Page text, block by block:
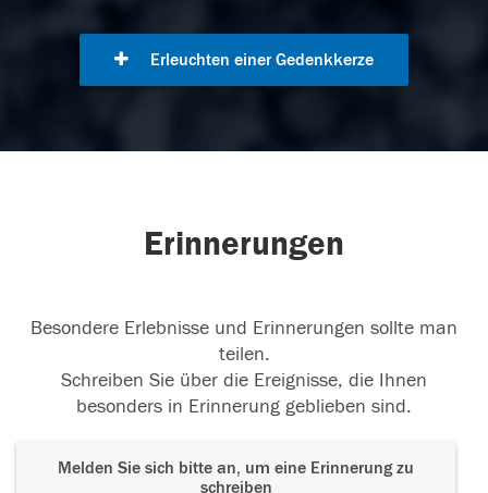
Erleuchten einer Gedenkkerze
Erinnerungen
Besondere Erlebnisse und Erinnerungen sollte man
teilen.
Schreiben Sie über die Ereignisse, die Ihnen
besonders in Erinnerung geblieben sind.
Melden Sie sich bitte an, um eine Erinnerung zu
schreiben